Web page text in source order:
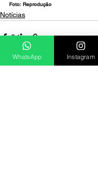
Foto: Reprodução
Notícias
WhatsApp Instagram